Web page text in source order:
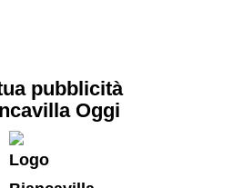
pubblicità
Oggi